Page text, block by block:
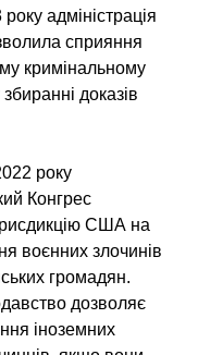
адміністрація
сприяння
кримінальному
доказів
року
Конгрес
США на
воєнних злочинів
громадян.
дозволяє
іноземних